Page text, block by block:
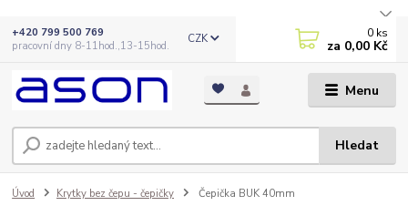
Menu
CZK
Hledat
+420 799 500 769
pracovní dny 8-11hod.,13-15hod.
0 ks
za 0,00 Kč
Úvod Krytky bez čepu - čepičky Čepička BUK 40mm